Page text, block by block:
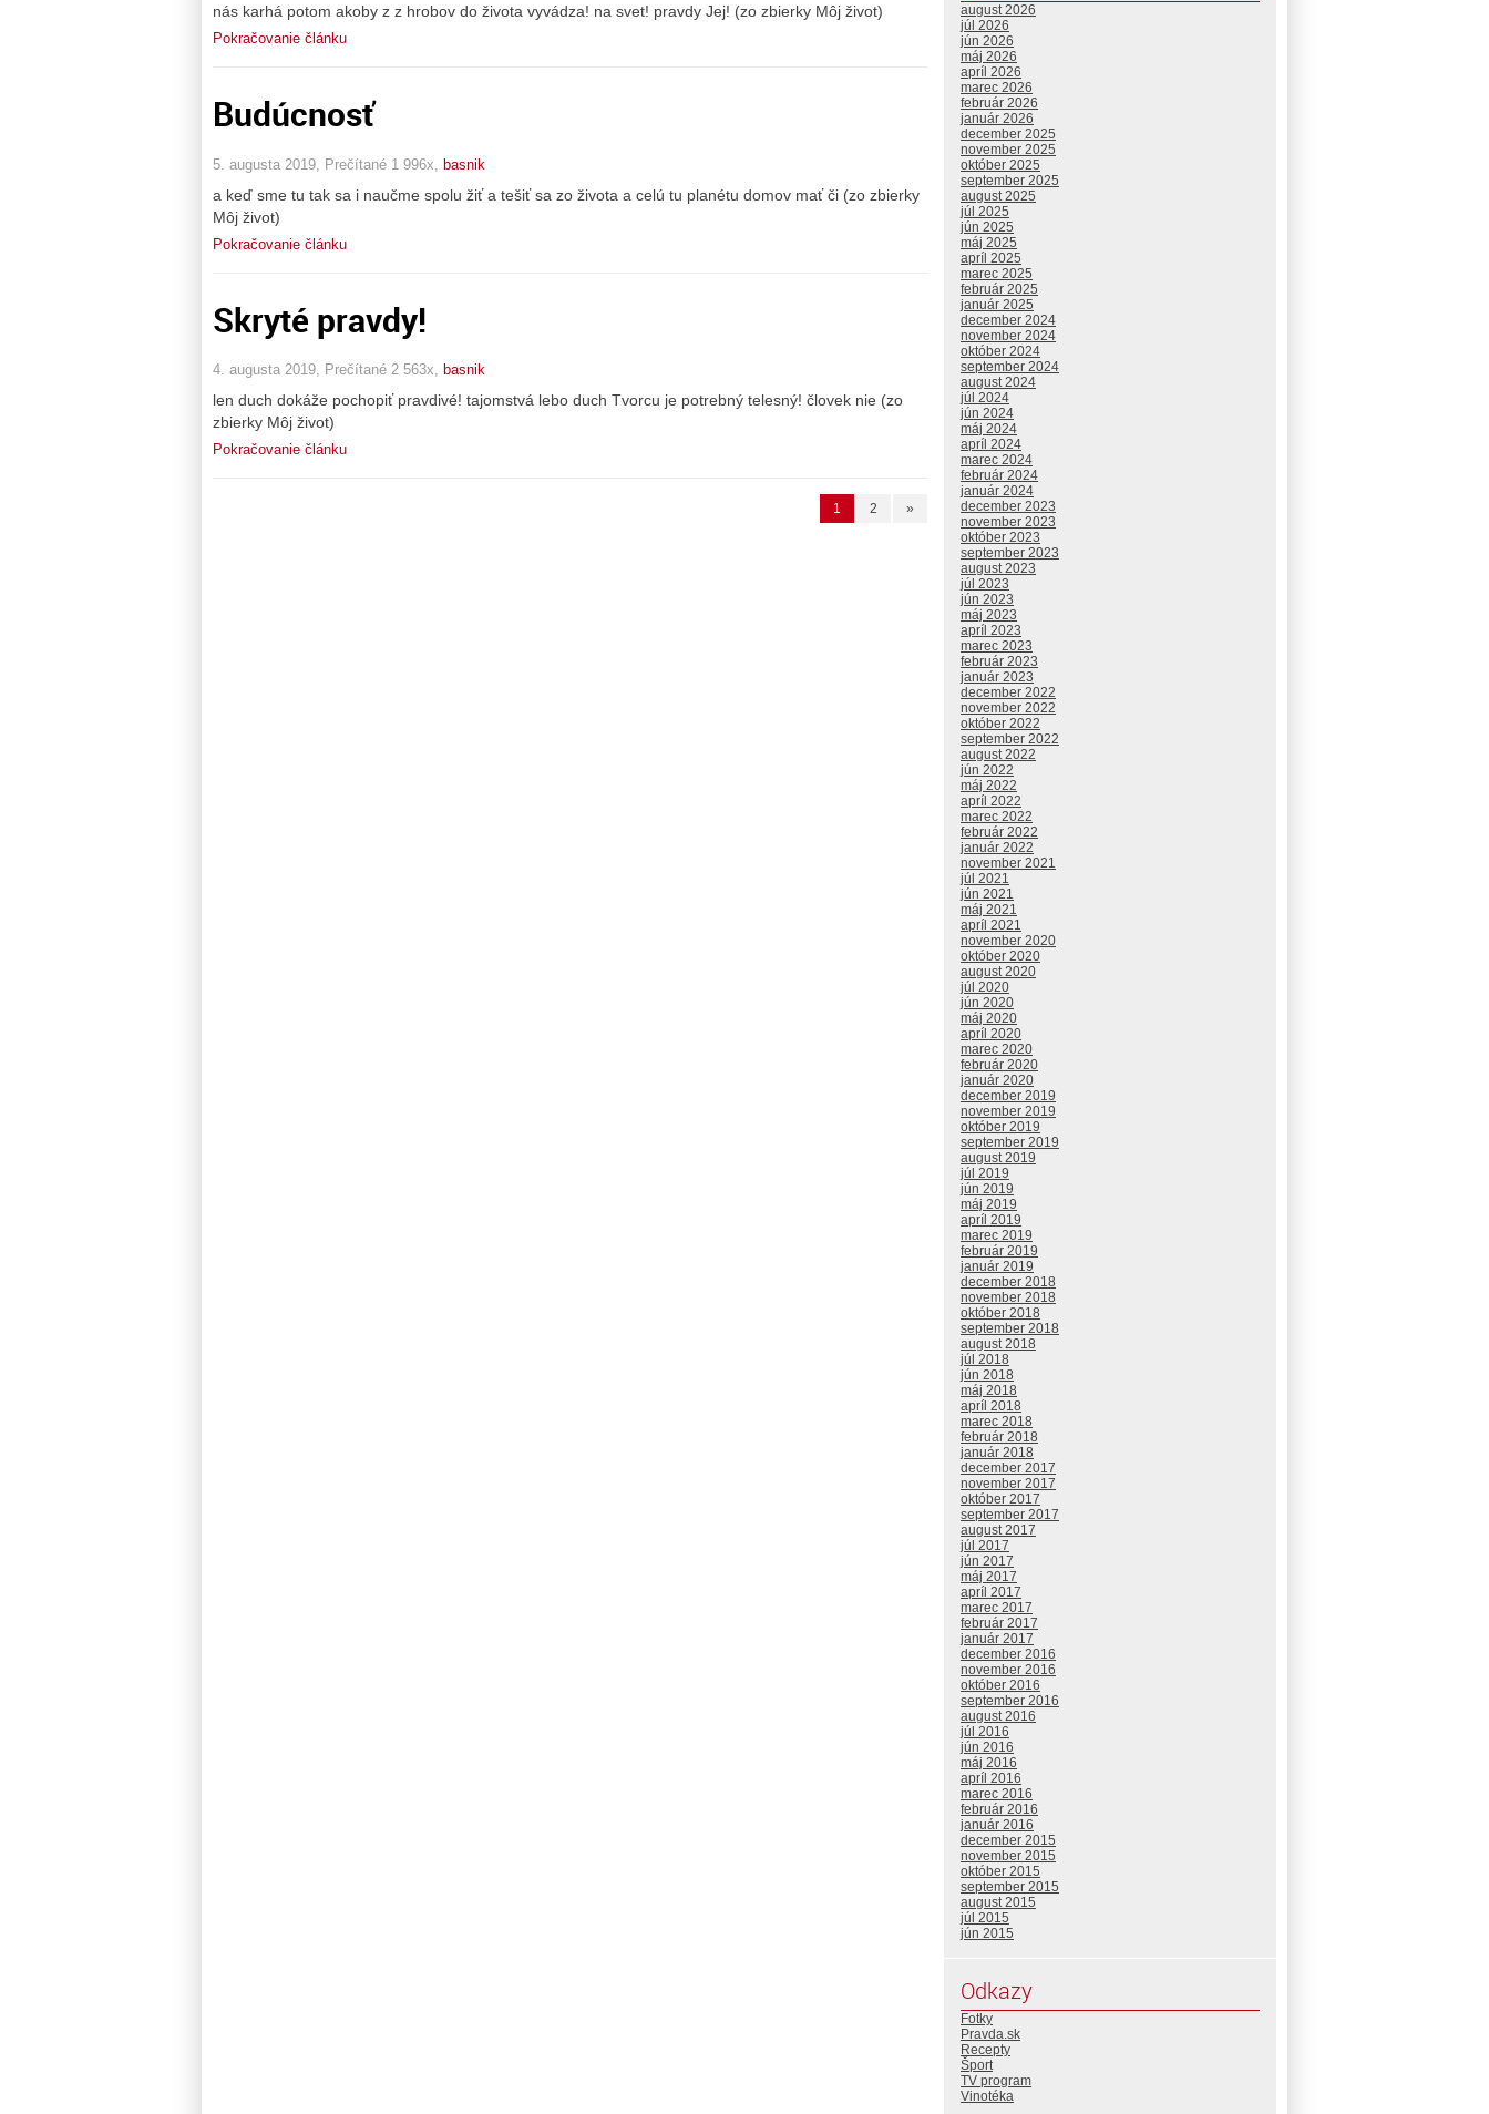
nás karhá potom akoby z z hrobov do života vyvádza! na svet! pravdy Jej! (zo zbierky Môj život)
Pokračovanie článku
Budúcnosť
5. augusta 2019, Prečítané 1 996x, basnik
a keď sme tu tak sa i naučme spolu žiť a tešiť sa zo života a celú tu planétu domov mať či (zo zbierky
Môj život)
Pokračovanie článku
Skryté pravdy!
4. augusta 2019, Prečítané 2 563x, basnik
len duch dokáže pochopiť pravdivé! tajomstvá lebo duch Tvorcu je potrebný telesný! človek nie (zo
zbierky Môj život)
Pokračovanie článku
1 2 »
august 2026
júl 2026
jún 2026
máj 2026
apríl 2026
marec 2026
február 2026
január 2026
december 2025
november 2025
október 2025
september 2025
august 2025
júl 2025
jún 2025
máj 2025
apríl 2025
marec 2025
február 2025
január 2025
december 2024
november 2024
október 2024
september 2024
august 2024
júl 2024
jún 2024
máj 2024
apríl 2024
marec 2024
február 2024
január 2024
december 2023
november 2023
október 2023
september 2023
august 2023
júl 2023
jún 2023
máj 2023
apríl 2023
marec 2023
február 2023
január 2023
december 2022
november 2022
október 2022
september 2022
august 2022
jún 2022
máj 2022
apríl 2022
marec 2022
február 2022
január 2022
november 2021
júl 2021
jún 2021
máj 2021
apríl 2021
november 2020
október 2020
august 2020
júl 2020
jún 2020
máj 2020
apríl 2020
marec 2020
február 2020
január 2020
december 2019
november 2019
október 2019
september 2019
august 2019
júl 2019
jún 2019
máj 2019
apríl 2019
marec 2019
február 2019
január 2019
december 2018
november 2018
október 2018
september 2018
august 2018
júl 2018
jún 2018
máj 2018
apríl 2018
marec 2018
február 2018
január 2018
december 2017
november 2017
október 2017
september 2017
august 2017
júl 2017
jún 2017
máj 2017
apríl 2017
marec 2017
február 2017
január 2017
december 2016
november 2016
október 2016
september 2016
august 2016
júl 2016
jún 2016
máj 2016
apríl 2016
marec 2016
február 2016
január 2016
december 2015
november 2015
október 2015
september 2015
august 2015
júl 2015
jún 2015
Odkazy
Fotky
Pravda.sk
Recepty
Šport
TV program
Vinotéka